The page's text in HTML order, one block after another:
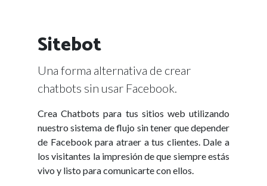
Sitebot
Una forma alternativa de crear
chatbots sin usar Facebook.
Crea Chatbots para tus sitios web utilizando
nuestro sistema de flujo sin tener que depender
de Facebook para atraer a tus clientes. Dale a
los visitantes la impresión de que siempre estás
vivo y listo para comunicarte con ellos.